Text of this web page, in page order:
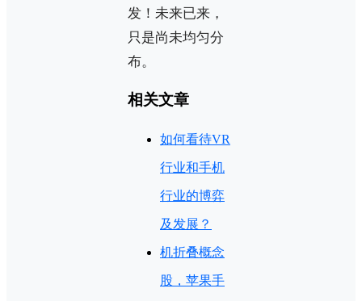
发！未来已来，
只是尚未均匀分
布。
相关文章
如何看待VR
行业和手机
行业的博弈
及发展？
机折叠概念
股，苹果手